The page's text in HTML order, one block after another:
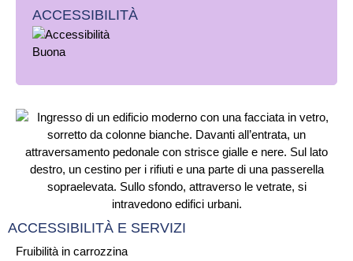
ACCESSIBILITÀ
Fruibilità in carrozzina
ACCESSIBILITÀ E SERVIZI